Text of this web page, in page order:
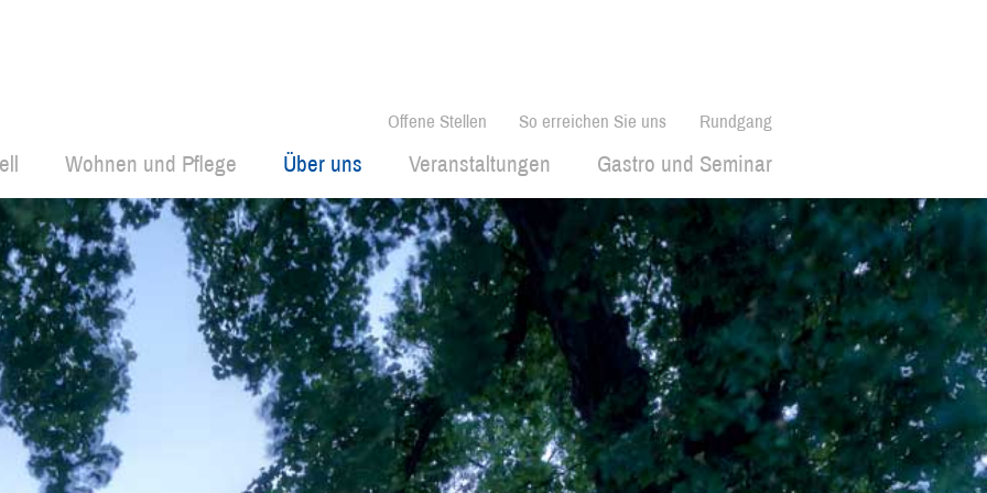
Offene Stellen So erreichen Sie uns Rundgang
Wohnen und Pflege Über uns Veranstaltungen Gastro und Seminar